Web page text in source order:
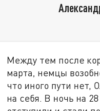
Между тем после
марта, немцы
что иного пути нет,
на себя. В ночь на